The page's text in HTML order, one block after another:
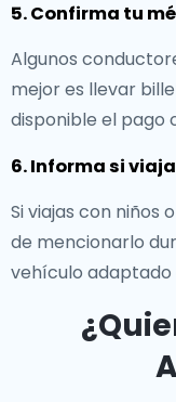
5. Confirma tu
Algunos
mejor es llevar
disponible el pago
6. Informa si
Si viajas con niños
de mencionarlo
vehículo adaptado